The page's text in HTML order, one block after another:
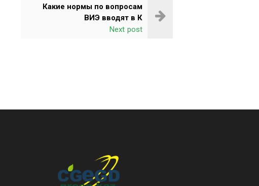
Какие нормы по вопросам
ВИЭ вводят в К
Next post